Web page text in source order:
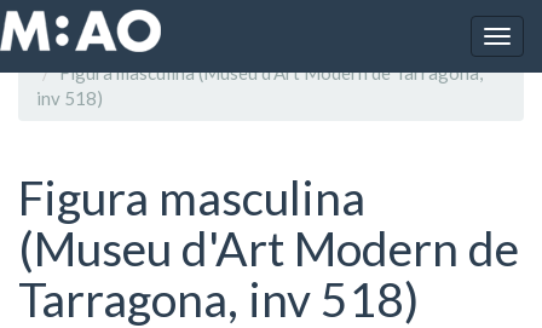
Vés al contingut
Inici
Figura masculina (Museu d'Art Modern de Tarragona,
inv 518)
Figura masculina
(Museu d'Art Modern de
Tarragona, inv 518)